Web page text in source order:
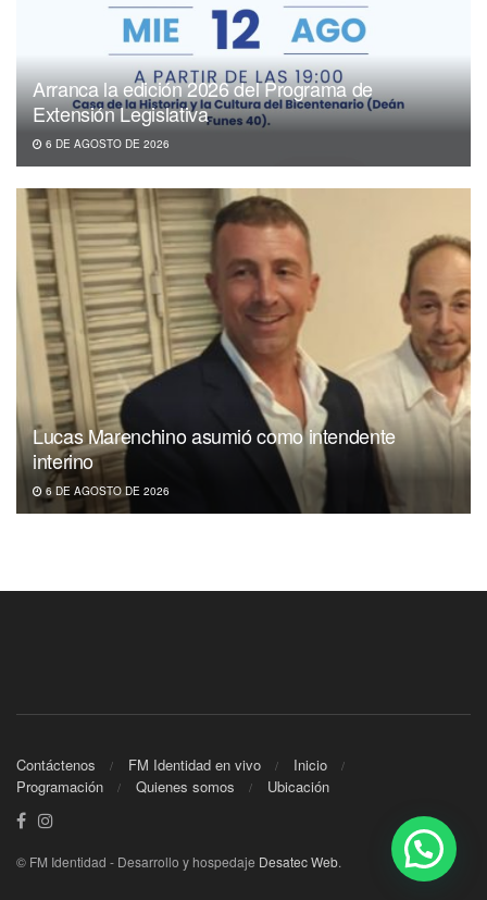
Arranca la edición 2026 del Programa de
Extensión Legislativa
6 DE AGOSTO DE 2026
Lucas Marenchino asumió como intendente
interino
6 DE AGOSTO DE 2026
Contáctenos FM Identidad en vivo
Inicio
Programación
Quienes somos Ubicación
© FM Identidad - Desarrollo y hospedaje Desatec Web.